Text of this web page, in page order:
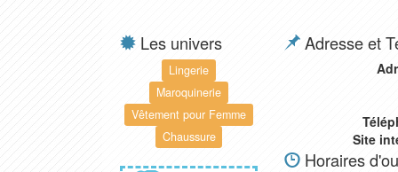
Les univers
Lingerie
Maroquinerie
Vêtement pour Femme
Chaussure
Adresse et
Site
Horaires